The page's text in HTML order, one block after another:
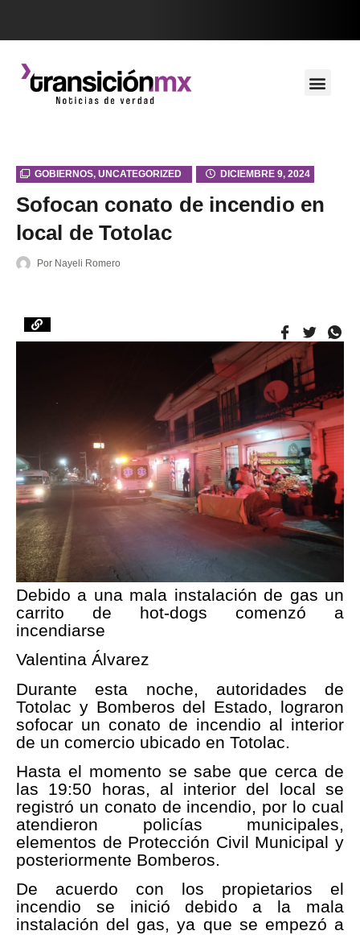
GOBIERNOS, UNCATEGORIZED DICIEMBRE 9, 2024
Sofocan conato de incendio en
local de Totolac
Por Nayeli Romero
Debido a una mala instalación de gas un
carrito de hot-dogs comenzó a
incendiarse
Valentina Álvarez
Durante esta noche, autoridades de
Totolac y Bomberos del Estado, lograron
sofocar un conato de incendio al interior
de un comercio ubicado en Totolac.
Hasta el momento se sabe que cerca de
las 19:50 horas, al interior del local se
registró un conato de incendio, por lo cual
atendieron policías municipales,
elementos de Protección Civil Municipal y
posteriormente Bomberos.
De acuerdo con los propietarios el
incendio se inició debido a la mala
instalación del gas, ya que se empezó a